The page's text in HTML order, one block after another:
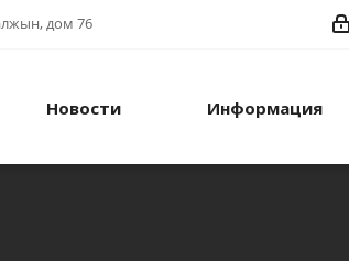
дом 76
Новости Информация